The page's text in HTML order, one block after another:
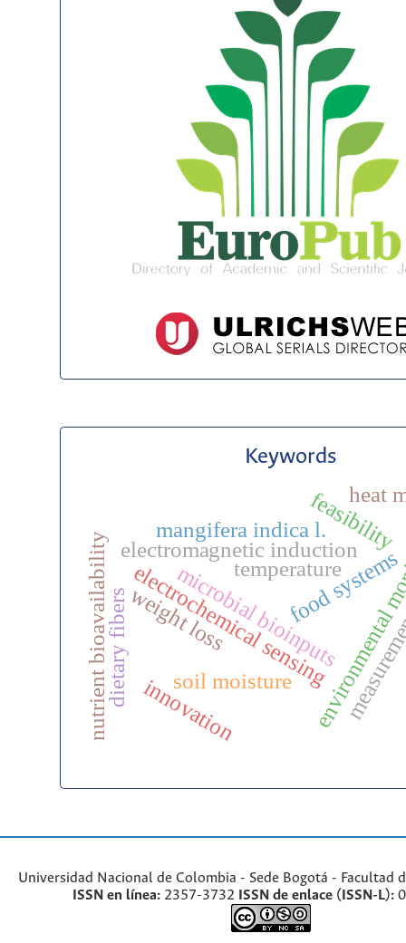
Keywords
electrochemical sensing
electromagnetic induction
soil moisture
microbial bioinputs
nutrient bioavailability food systems
weight loss
innovation
feasibility
mangifera indica l.
dietary fibers
heat
temperature
Universidad Nacional de Colombia - Sede Bogotá - Facultad
ISSN en línea: 2357-3732 ISSN de enlace (ISSN-L):